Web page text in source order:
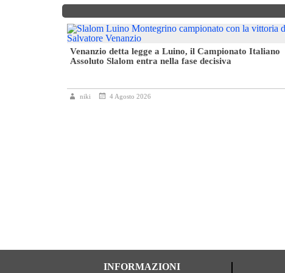
Venanzio detta legge a Luino, il Campionato Italiano
Assoluto Slalom entra nella fase decisiva
niki 4 Agosto 2026
INFORMAZIONI